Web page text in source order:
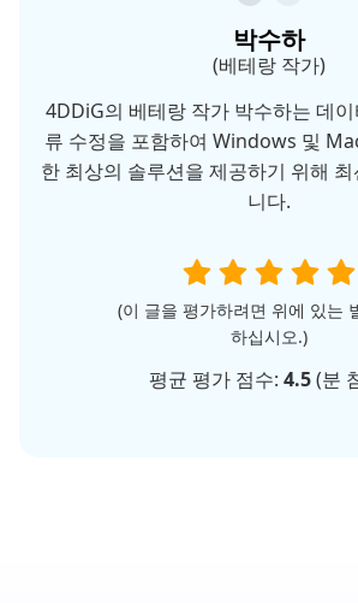
박수하
(베테랑 작가)
4DDiG의 베테랑 작가 박수하는 데
류 수정을 포함하여 Windows 및
한 최상의 솔루션을 제공하기 위해
니다.
(이 글을 평가하려면 위에 있는
하십시오.)
평균 평가 점수: 4.5(분